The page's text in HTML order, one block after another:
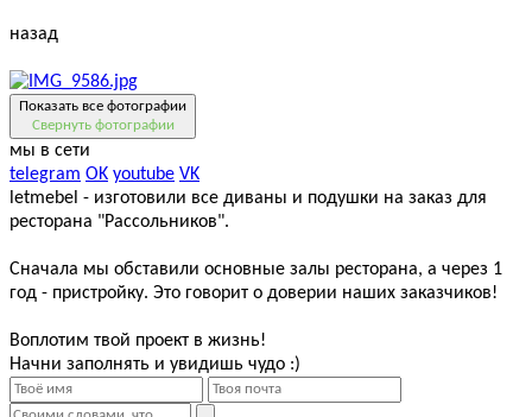
назад
Показать все фотографии
Свернуть фотографии
мы в сети
telegram OK youtube VK
letmebel - изготовили все диваны и подушки на заказ для
ресторана "Рассольников".
Сначала мы обставили основные залы ресторана, а через 1
год - пристройку. Это говорит о доверии наших заказчиков!
Воплотим твой проект в жизнь!
Начни заполнять и увидишь чудо :)